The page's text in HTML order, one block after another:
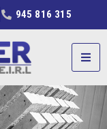
945 816 315